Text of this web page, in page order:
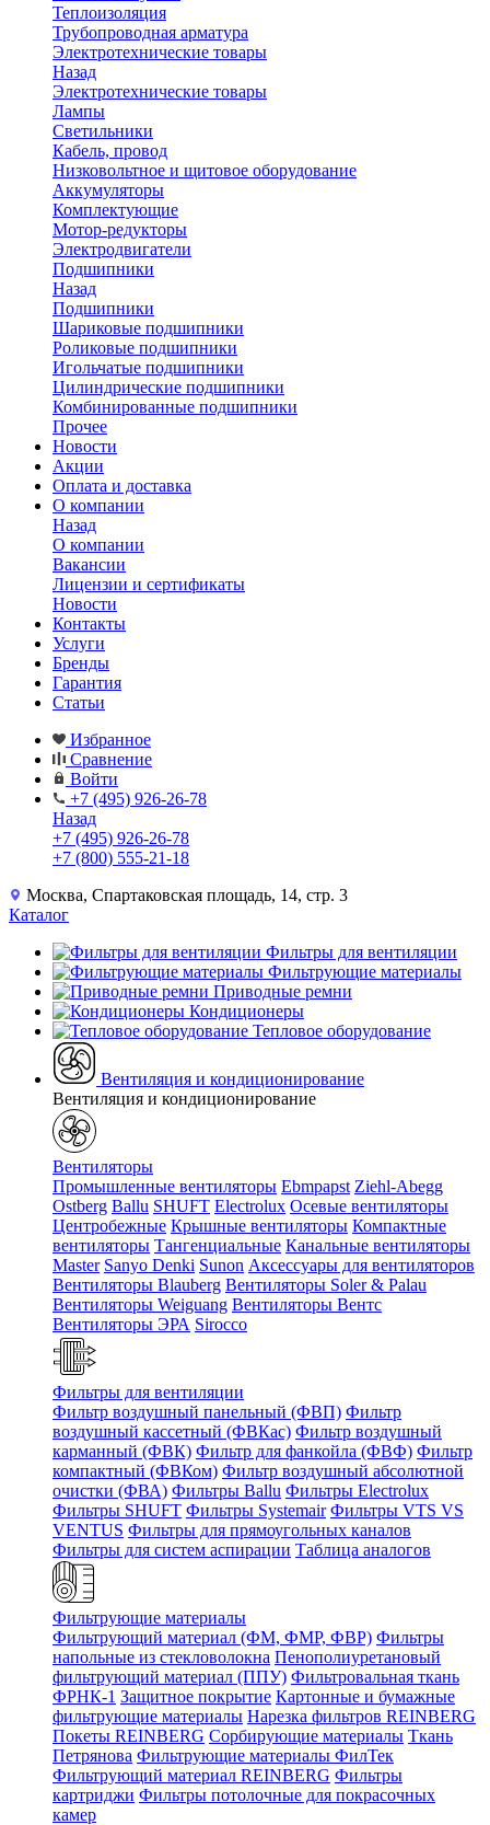
Теплоизоляция
Трубопроводная арматура
Электротехнические товары
Назад
Электротехнические товары
Лампы
Светильники
Кабель, провод
Низковольтное и щитовое оборудование
Аккумуляторы
Комплектующие
Мотор-редукторы
Электродвигатели
Подшипники
Назад
Подшипники
Шариковые подшипники
Роликовые подшипники
Игольчатые подшипники
Цилиндрические подшипники
Комбинированные подшипники
Прочее
Новости
Акции
Оплата и доставка
О компании
Назад
О компании
Вакансии
Лицензии и сертификаты
Новости
Контакты
Услуги
Бренды
Гарантия
Статьи
Избранное
Сравнение
Войти
+7 (495) 926-26-78
Назад
+7 (495) 926-26-78
+7 (800) 555-21-18
Москва, Спартаковская площадь, 14, стр. 3
Каталог
Фильтры для вентиляции
Фильтрующие материалы
Приводные ремни
Кондиционеры
Тепловое оборудование
Вентиляция и кондиционирование
Вентиляция и кондиционирование
Вентиляторы
Промышленные вентиляторы Ebmpapst Ziehl-Abegg
Ostberg Ballu SHUFT Electrolux Осевые вентиляторы
Центробежные Крышные вентиляторы Компактные
вентиляторы Тангенциальные Канальные вентиляторы
Master Sanyo Denki Sunon Аксессуары для вентиляторов
Вентиляторы Blauberg Вентиляторы Soler & Palau
Вентиляторы Weiguang Вентиляторы Вентс
Вентиляторы ЭРА Sirocco
Фильтры для вентиляции
Фильтр воздушный панельный (ФВП) Фильтр
воздушный кассетный (ФВКас) Фильтр воздушный
карманный (ФВК) Фильтр для фанкойла (ФВФ) Фильтр
компактный (ФВКом) Фильтр воздушный абсолютной
очистки (ФВА) Фильтры Ballu Фильтры Electrolux
Фильтры SHUFT Фильтры Systemair Фильтры VTS VS
VENTUS Фильтры для прямоугольных каналов
Фильтры для систем аспирации Таблица аналогов
Фильтрующие материалы
Фильтрующий материал (ФМ, ФМР, ФВР) Фильтры
напольные из стекловолокна Пенополиуретановый
фильтрующий материал (ППУ) Фильтровальная ткань
ФРНК-1 Защитное покрытие Картонные и бумажные
фильтрующие материалы Нарезка фильтров REINBERG
Покеты REINBERG Сорбирующие материалы Ткань
Петрянова Фильтрующие материалы ФилТек
Фильтрующий материал REINBERG Фильтры
картриджи Фильтры потолочные для покрасочных
камер